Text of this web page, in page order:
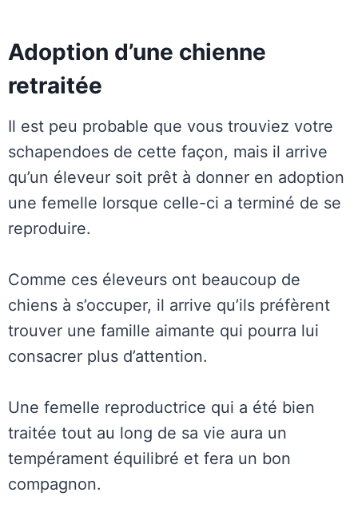
Adoption d’une chienne
retraitée
Il est peu probable que vous trouviez votre
schapendoes de cette façon, mais il arrive
qu’un éleveur soit prêt à donner en adoption
une femelle lorsque celle-ci a terminé de se
reproduire.
Comme ces éleveurs ont beaucoup de
chiens à s’occuper, il arrive qu’ils préfèrent
trouver une famille aimante qui pourra lui
consacrer plus d’attention.
Une femelle reproductrice qui a été bien
traitée tout au long de sa vie aura un
tempérament équilibré et fera un bon
compagnon.